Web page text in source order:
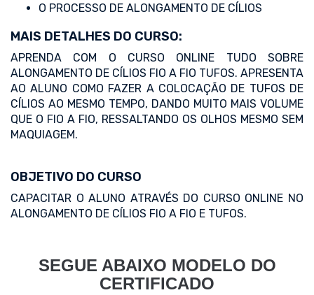
O PROCESSO DE ALONGAMENTO DE CÍLIOS
MAIS DETALHES DO CURSO:
APRENDA COM O CURSO ONLINE TUDO SOBRE
ALONGAMENTO DE CÍLIOS FIO A FIO TUFOS. APRESENTA
AO ALUNO COMO FAZER A COLOCAÇÃO DE TUFOS DE
CÍLIOS AO MESMO TEMPO, DANDO MUITO MAIS VOLUME
QUE O FIO A FIO, RESSALTANDO OS OLHOS MESMO SEM
MAQUIAGEM.
OBJETIVO DO CURSO
CAPACITAR O ALUNO ATRAVÉS DO CURSO ONLINE NO
ALONGAMENTO DE CÍLIOS FIO A FIO E TUFOS.
SEGUE ABAIXO MODELO DO
CERTIFICADO